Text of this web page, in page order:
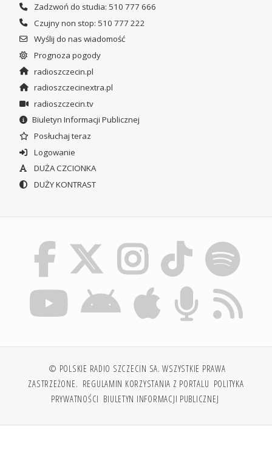
Zadzwoń do studia: 510 777 666
Czujny non stop: 510 777 222
Wyślij do nas wiadomość
Prognoza pogody
radioszczecin.pl
radioszczecinextra.pl
radioszczecin.tv
Biuletyn Informacji Publicznej
Posłuchaj teraz
Logowanie
DUŻA CZCIONKA
DUŻY KONTRAST
© POLSKIE RADIO SZCZECIN SA. WSZYSTKIE PRAWA
ZASTRZEŻONE. REGULAMIN KORZYSTANIA Z PORTALU POLITYKA
PRYWATNOŚCI BIULETYN INFORMACJI PUBLICZNEJ